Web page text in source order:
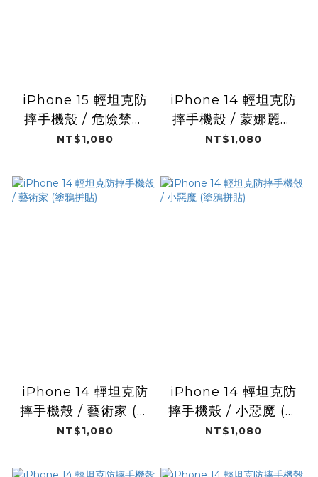
iPhone 15 輕坦克防
摔手機殼 / 危險禁區
(拼貼風格)
NT$1,080
iPhone 14 輕坦克防
摔手機殼 / 蒙娜麗莎
(塗鴉拼貼)
NT$1,080
iPhone 14 輕坦克防
摔手機殼 / 藝術家 (塗
鴉拼貼)
NT$1,080
iPhone 14 輕坦克防
摔手機殼 / 小惡魔 (塗
鴉拼貼)
NT$1,080